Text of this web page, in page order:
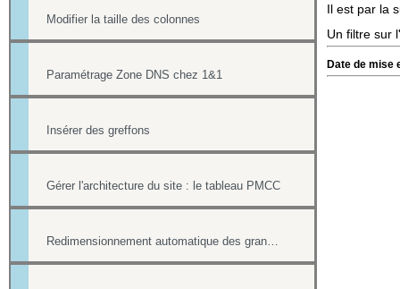
Modifier la taille des colonnes
Paramétrage Zone DNS chez 1&1
Insérer des greffons
Gérer l'architecture du site : le tableau PMCC
Redimensionnement automatique des grandes images
Il est par la
Un filtre sur
Date de mise